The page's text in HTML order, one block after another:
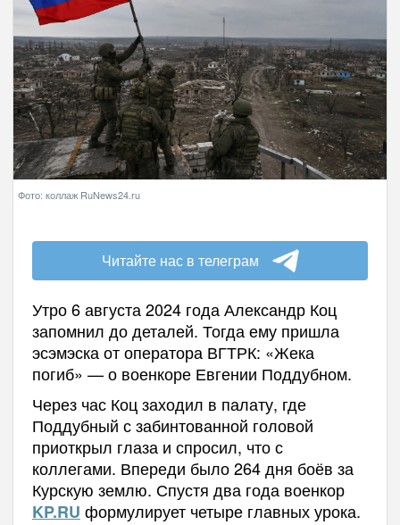
Фото: коллаж RuNews24.ru
Читайте нас в телеграм
Утро 6 августа 2024 года Александр Коц
запомнил до деталей. Тогда ему пришла
эсэмэска от оператора ВГТРК: «Жека
погиб» — о военкоре Евгении Поддубном.
Через час Коц заходил в палату, где
Поддубный с забинтованной головой
приоткрыл глаза и спросил, что с
коллегами. Впереди было 264 дня боёв за
Курскую землю. Спустя два года военкор
KP.RU формулирует четыре главных урока.